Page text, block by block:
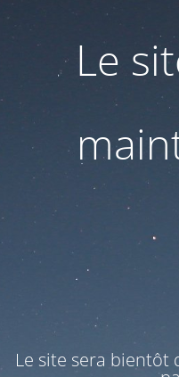
Le
Le site sera bientôt